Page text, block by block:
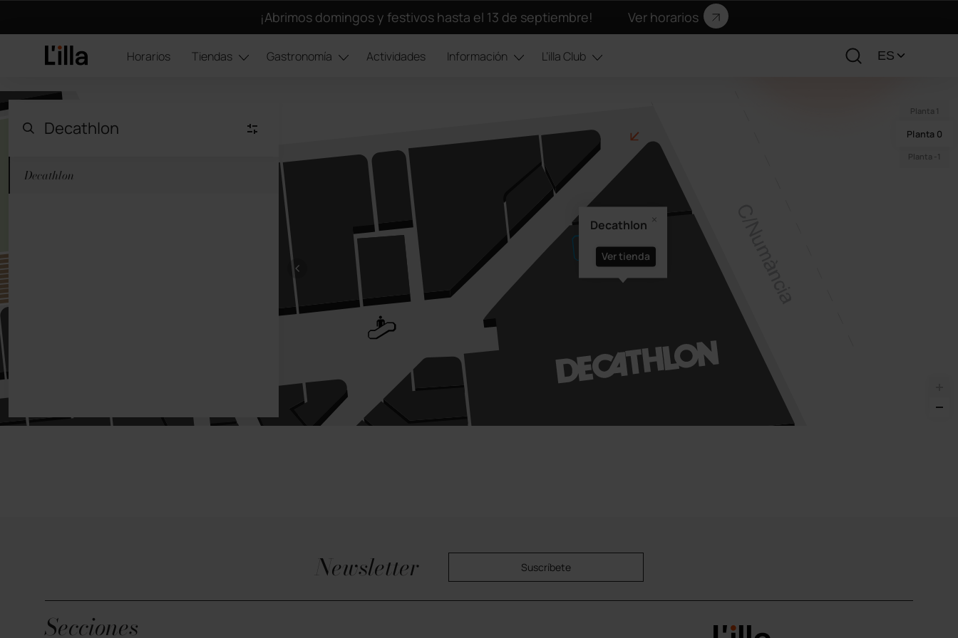
¡Abrimos domingos y festivos hasta el 13 de septiembre! Ver horarios
Horarios Tiendas Gastronomía Actividades Información L’illa Club
Decathlon
Ver tienda
Planta 1
Planta 0
Planta -1
Moda Mujer
Decathlon
Newsletter Suscríbete
Secciones